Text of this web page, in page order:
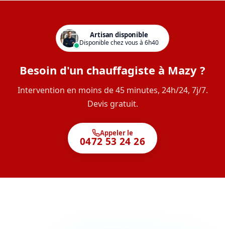
Artisan disponible
Disponible chez vous à 6h40
Besoin d'un chauffagiste à Mazy ?
Intervention en moins de 45 minutes, 24h/24, 7j/7.
Devis gratuit.
Appeler le
0472 53 24 26